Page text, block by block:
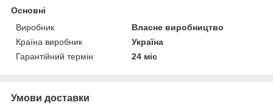
Основні
Виробник
Власне виробництво
Країна виробник
Україна
Гарантійний термін
24 міс
Умови доставки